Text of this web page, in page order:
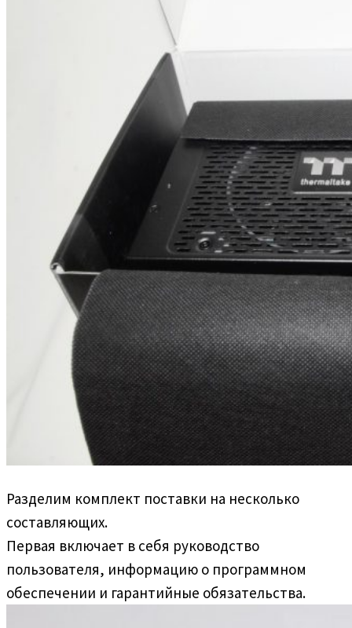
Разделим комплект поставки на несколько
составляющих.
Первая включает в себя руководство
пользователя, информацию о программном
обеспечении и гарантийные обязательства.